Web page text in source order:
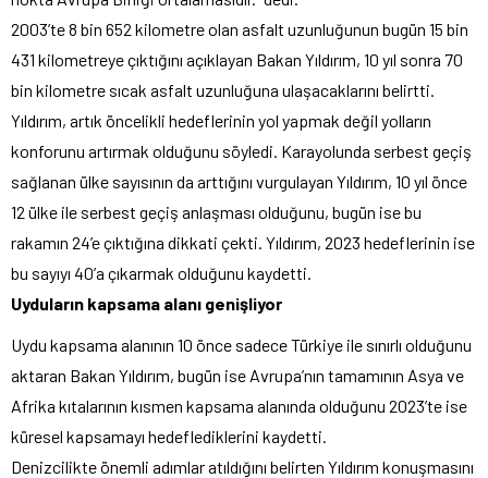
2003’te 8 bin 652 kilometre olan asfalt uzunluğunun bugün 15 bin
431 kilometreye çıktığını açıklayan Bakan Yıldırım, 10 yıl sonra 70
bin kilometre sıcak asfalt uzunluğuna ulaşacaklarını belirtti.
Yıldırım, artık öncelikli hedeflerinin yol yapmak değil yolların
konforunu artırmak olduğunu söyledi. Karayolunda serbest geçiş
sağlanan ülke sayısının da arttığını vurgulayan Yıldırım, 10 yıl önce
12 ülke ile serbest geçiş anlaşması olduğunu, bugün ise bu
rakamın 24’e çıktığına dikkati çekti. Yıldırım, 2023 hedeflerinin ise
bu sayıyı 40’a çıkarmak olduğunu kaydetti.
Uyduların kapsama alanı genişliyor
Uydu kapsama alanının 10 önce sadece Türkiye ile sınırlı olduğunu
aktaran Bakan Yıldırım, bugün ise Avrupa’nın tamamının Asya ve
Afrika kıtalarının kısmen kapsama alanında olduğunu 2023’te ise
küresel kapsamayı hedeflediklerini kaydetti.
Denizcilikte önemli adımlar atıldığını belirten Yıldırım konuşmasını